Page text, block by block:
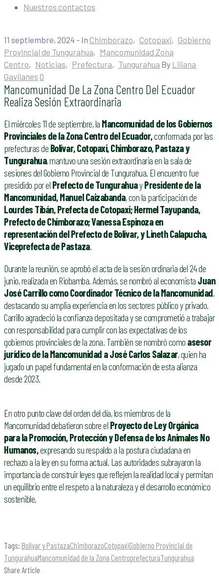
Nuestros contactos
11 septiembre, 2024 - In Chimborazo‚ Cotopaxi‚ Gobierno
Provincial de Tungurahua‚ Mancomunidad Zona
Centro‚ Noticias‚ Prefectura‚ Tungurahua By Liliana
Gavilanes 0
Mancomunidad De La Zona Centro Del Ecuador
Realiza Sesión Extraordinaria
El miércoles 11 de septiembre, la Mancomunidad de los Gobiernos
Provinciales de la Zona Centro del Ecuador,conformada por las
prefecturas de Bolívar, Cotopaxi, Chimborazo, Pastaza y
Tungurahua, mantuvo una sesión extraordinaria en la sala de
sesiones del Gobierno Provincial de Tungurahua. El encuentro fue
presidido por el Prefecto de TungurahuayPresidente de la
Mancomunidad, Manuel Caizabanda, con la participación de
Lourdes Tibán, Prefecta de Cotopaxi; Hermel Tayupanda,
Prefecto de Chimborazo; Vanessa Espinoza en
representación del Prefecto de Bolívar, y Lineth Calapucha,
Viceprefecta de Pastaza.
Durante la reunión, se aprobó el acta de la sesión ordinaria del 24 de
junio, realizada en Riobamba. Además, se nombró al economista Juan
José Carrillo como Coordinador Técnico de la Mancomunidad,
destacando su amplia experiencia en los sectores público y privado.
Carrillo agradeció la confianza depositada y se comprometió a trabajar
con responsabilidad para cumplir con las expectativas de los
gobiernos provinciales de la zona. También se nombró como asesor
jurídico de la Mancomunidad a José Carlos Salazar, quien ha
jugado un papel fundamental en la conformación de esta alianza
desde 2023.
En otro punto clave del orden del día, los miembros de la
Mancomunidad debatieron sobre el Proyecto de Ley Orgánica
para la Promoción, Protección y Defensa de los Animales No
Humanos,expresando su respaldo a la postura ciudadana en
rechazo a la ley en su forma actual. Las autoridades subrayaron la
importancia de construir leyes que reflejen la realidad local y permitan
un equilibrio entre el respeto a la naturaleza y el desarrollo económico
sostenible.
Tags: Bolívar y PastazaChimborazoCotopaxiGobierno Provincial de
TungurahuaMancomunidad de la Zona CentroprefecturaTungurahua
Share Article